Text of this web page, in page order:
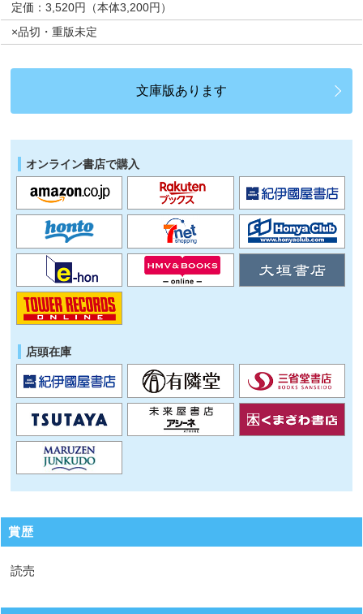
定価：3,520円（本体3,200円）
×品切・重版未定
文庫版あります
オンライン書店で購入
店頭在庫
賞歴
読売